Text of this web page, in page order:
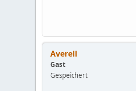
Averell
Gast
Gespeichert